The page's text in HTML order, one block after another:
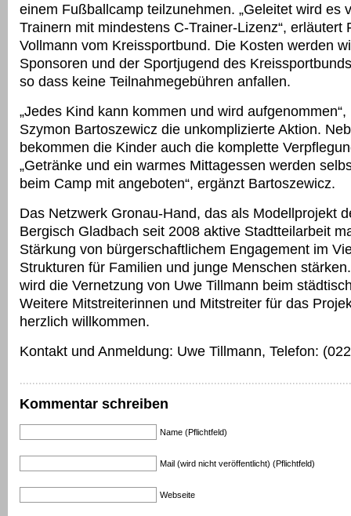
einem Fußballcamp teilzunehmen. „Geleitet wird es
Trainern mit mindestens C-Trainer-Lizenz“, erläutert
Vollmann vom Kreissportbund. Die Kosten werden
Sponsoren und der Sportjugend des
so dass keine Teilnahmegebühren anfallen.
„Jedes Kind kann kommen und wird
Szymon Bartoszewicz die unkomplizierte Aktion.
bekommen die Kinder auch die komplette
„Getränke und ein warmes Mittagessen werden
beim Camp mit angeboten“, ergänzt Bartoszewicz.
Das Netzwerk Gronau-Hand, das als Modellprojekt
Bergisch Gladbach seit 2008 aktive Stadtteilarbeit
Stärkung von bürgerschaftlichem Engagement im
Strukturen für Familien und junge Menschen
wird die Vernetzung von Uwe Tillmann beim
Weitere Mitstreiterinnen und Mitstreiter für das
herzlich willkommen.
Kontakt und Anmeldung: Uwe Tillmann, Telefon:
Kommentar schreiben
Name (Pflichtfeld)
Mail (wird nicht veröffentlicht) (Pflichtfeld)
Webseite